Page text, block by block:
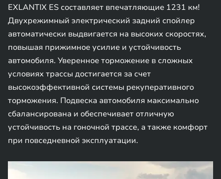
EXLANTIX ES составляет впечатляющие 1231 км!
Двухрежимный электрический задний спойлер
автоматически выдвигается на высоких скоростях,
повышая прижимное усилие и устойчивость
автомобиля. Уверенное торможение в сложных
условиях трассы достигается за счет
высокоэффективной системы рекуперативного
торможения. Подвеска автомобиля максимально
сбалансирована и обеспечивает отличную
устойчивость на гоночной трассе, а также комфорт
при повседневной эксплуатации.